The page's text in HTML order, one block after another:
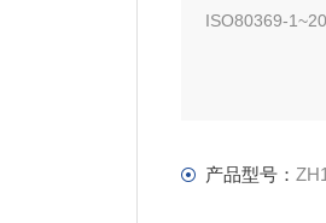
ISO80369-
产品型号：